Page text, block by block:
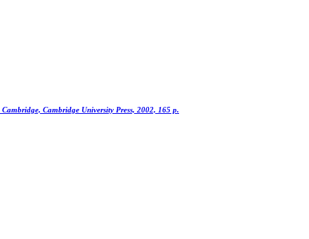
Cambridge University Press, 2002, 165 p.